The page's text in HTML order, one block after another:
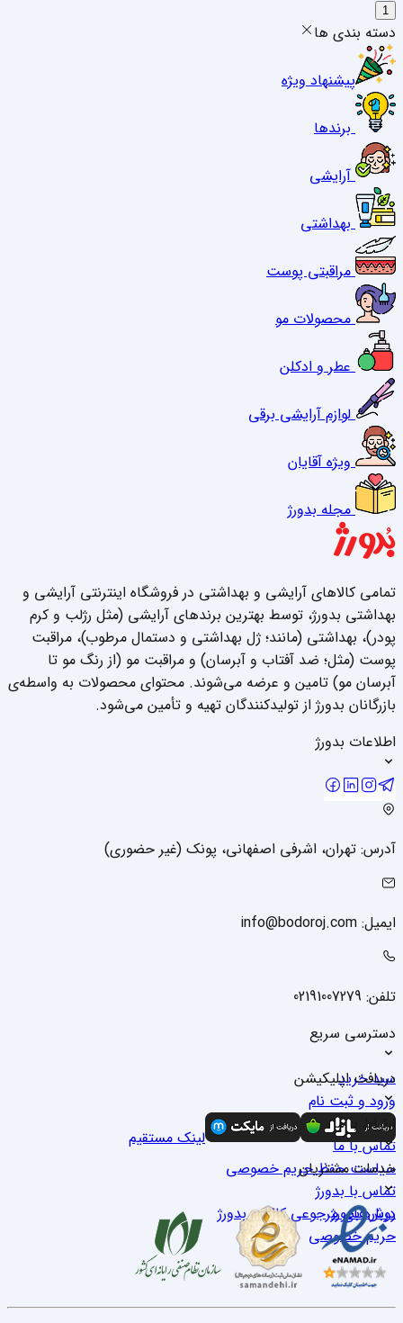
1
دسته بندی ها
پیشنهاد ویژه
برندها
آرایشی
بهداشتی
مراقبتی پوست
محصولات مو
عطر و ادکلن
لوازم آرایشی برقی
ویژه آقایان
مجله بدورژ
تمامی کالاهای آرایشی و بهداشتی در فروشگاه اینترنتی آرایشی و
بهداشتی بدورژ، توسط بهترین برندهای آرایشی (مثل رژلب و کرم
پودر)، بهداشتی (مانند؛ ژل بهداشتی و دستمال مرطوب)، مراقبت
پوست (مثل؛ ضد آفتاب و آبرسان) و مراقبت مو (از رنگ مو تا
آبرسان مو) تامین و عرضه می‌شوند. محتوای محصولات به واسطه‌ی
بازرگانان بدورژ از تولیدکنندگان تهیه و تأمین می‌شود.
اطلاعات بدورژ
آدرس: تهران، اشرفی اصفهانی، پونک (غیر حضوری)
ایمیل: info@bodoroj.com
تلفن: 02191007279
دسترسی سریع
سبد خرید
ورود و ثبت نام
درباره ما
تماس با ما
دریافت اپلیکیشن
لینک مستقیم
ارتباط با ما
سیاست حفظ حریم خصوصی
تماس با بدو‌رژ
درباره بدو‌رژ
خدمات مشتریان
روش‌های مرجوعی کالا در بدو‌رژ
حریم خصوصی